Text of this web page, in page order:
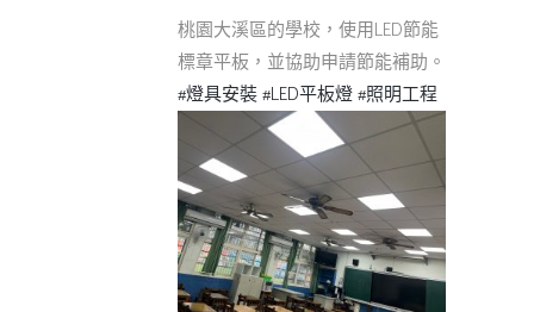
桃園大溪區的學校，使用LED節能
標章平板，並協助申請節能補助。
#燈具安裝#LED平板燈#照明工程